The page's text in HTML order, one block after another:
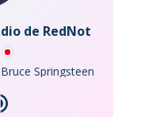
de RedNot
Springsteen - Dancing In